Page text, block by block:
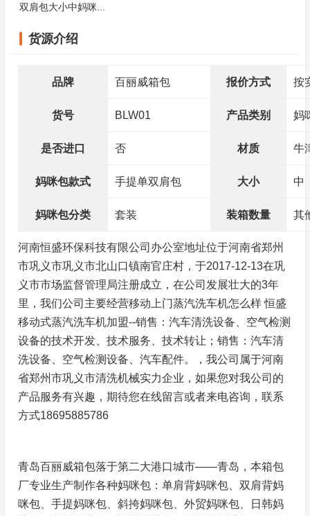
双肩包大小中妈咪...
货源介绍
品牌 百丽威箱包 报价方式 按
货号 BLW01 产品类别 妈
是否进口 否 材质 牛
妈咪包款式 手提单双肩包 大小 中
妈咪包分类 套装 装箱数量 其
河南恒盛环保科技有限公司办公室地址位于河南省郑州
市巩义市巩义市北山口镇南官庄村，于2017-12-13在巩
义市市场监督管理局注册成立，在公司发展壮大的3年
里，我们公司主要经营移动上门蒸汽洗车机怎么样 恒盛
移动式蒸汽洗车机加盟--销售：汽车清洗设备、空气检测
设备的技术开发、技术服务、技术转让；销售：汽车清
洗设备、空气检测设备、汽车配件。，我公司属于河南
省郑州市巩义市清洗机械实力企业，如果您对我公司的
产品服务有兴趣，期待您在线留言或者来电咨询，联系
方式18695885786
青岛百丽威箱包落于第二大港口城市——青岛，本箱包
厂专业生产制作各种妈咪包：单肩背妈咪包、双肩背妈
咪包、手提妈咪包、斜挎妈咪包、外贸妈咪包、日韩妈